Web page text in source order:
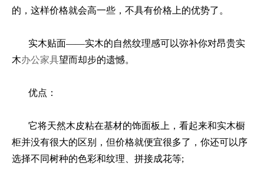
的，这样价格就会高一些，不具有价格上的优势了。
实木贴面——实木的自然纹理感可以弥补你对昂贵实
木办公家具望而却步的遗憾。
优点：
它将天然木皮粘在基材的饰面板上，看起来和实木橱
柜并没有很大的区别，但价格就便宜很多了，你还可以序
选择不同树种的色彩和纹理、拼接成花等;